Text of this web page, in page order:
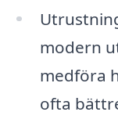
modern
medföra
ofta